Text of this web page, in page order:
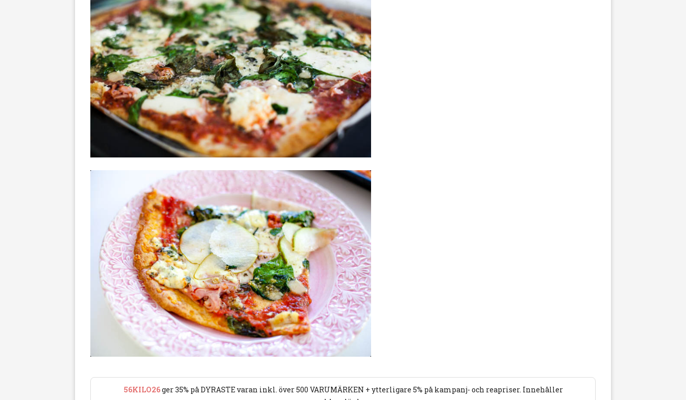
56KILO26ger 35% på DYRASTE varan inkl. över 500 VARUMÄRKEN + ytterligare 5% på kampanj- och reapriser. Innehåller